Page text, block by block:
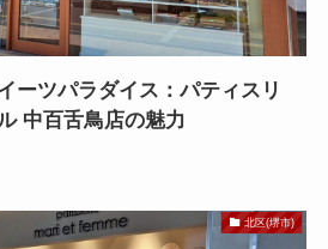
ーツパラダイス：パティスリ
中百舌鳥店の魅力
北区(堺市)